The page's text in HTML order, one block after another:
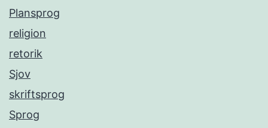
Plansprog
religion
retorik
Sjov
skriftsprog
Sprog